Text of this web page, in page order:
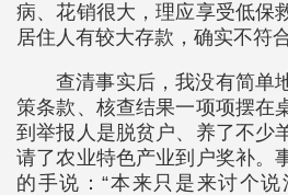
病、花销很大，理应享受低保
居住人有较大存款，确实不符
查清事实后，我没有简单
策条款、核查结果一项项摆在
到举报人是脱贫户、养了不少
请了农业特色产业到户奖补。
的手说：“本来只是来讨个